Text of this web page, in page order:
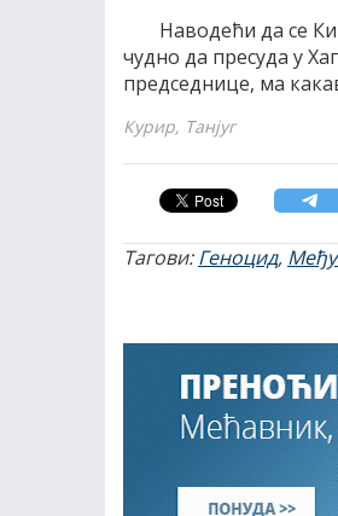
Наводећи да се
чудно да пресуда у
председнице, ма
Курир, Танјуг
Тагови:Геноцид,